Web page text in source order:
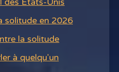
des États-Unis
solitude en 2026
la solitude
à quelqu'un